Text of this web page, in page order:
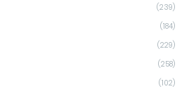
(239)
(184)
(229)
(258)
(102)